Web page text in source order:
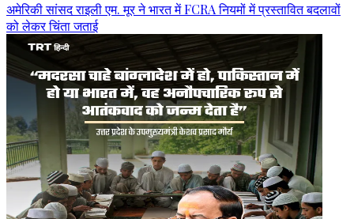
अमेरिकी सांसद राइली एम. मूर ने भारत में FCRA नियमों में प्रस्तावित बदलावों
को लेकर चिंता जताई